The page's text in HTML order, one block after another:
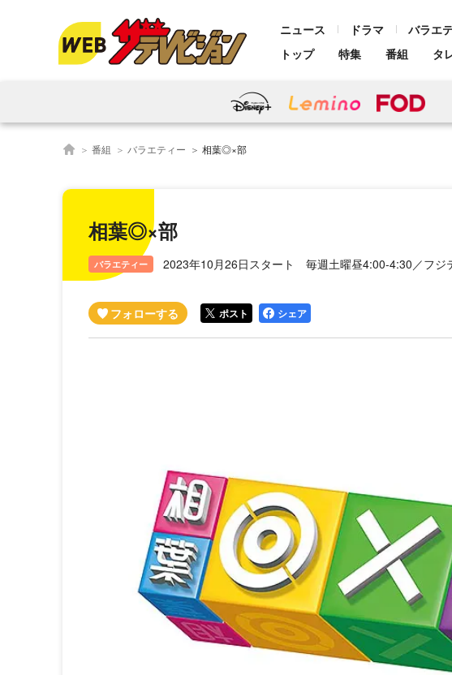
ニュース ドラマ バラエ
トップ
特集 番組 タ
番組 バラエティー 相葉◎×部
相葉◎×部
バラエティー 2023年10月26日スタート 毎週土曜昼4:00-4:30／フジ
ポスト シェア